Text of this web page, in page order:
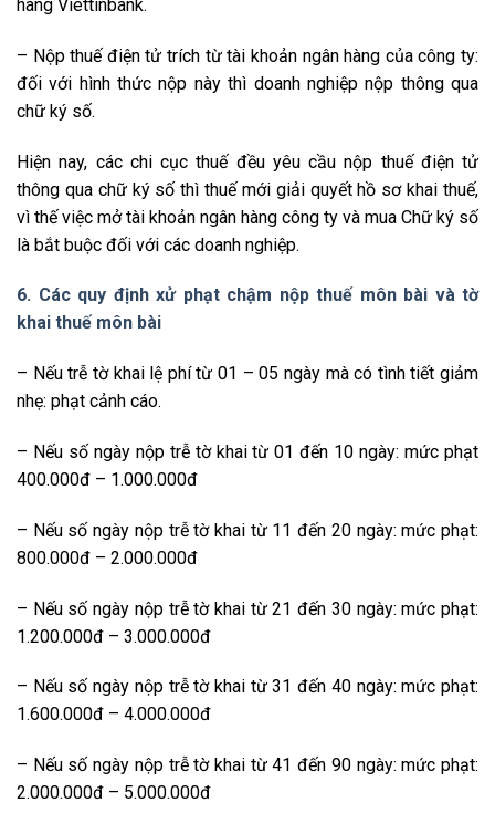
hàng Viettinbank.
– Nộp thuế điện tử trích từ tài khoản ngân hàng của công ty:
đối với hình thức nộp này thì doanh nghiệp nộp thông qua
chữ ký số.
Hiện nay, các chi cục thuế đều yêu cầu nộp thuế điện tử
thông qua chữ ký số thì thuế mới giải quyết hồ sơ khai thuế,
vì thế việc mở tài khoản ngân hàng công ty và mua Chữ ký số
là bắt buộc đối với các doanh nghiệp.
6. Các quy định xử phạt chậm nộp thuế môn bài và tờ
khai thuế môn bài
– Nếu trễ tờ khai lệ phí từ 01 – 05 ngày mà có tình tiết giảm
nhẹ: phạt cảnh cáo.
– Nếu số ngày nộp trễ tờ khai từ 01 đến 10 ngày: mức phạt
400.000đ – 1.000.000đ
– Nếu số ngày nộp trễ tờ khai từ 11 đến 20 ngày: mức phạt:
800.000đ – 2.000.000đ
– Nếu số ngày nộp trễ tờ khai từ 21 đến 30 ngày: mức phạt:
1.200.000đ – 3.000.000đ
– Nếu số ngày nộp trễ tờ khai từ 31 đến 40 ngày: mức phạt:
1.600.000đ – 4.000.000đ
– Nếu số ngày nộp trễ tờ khai từ 41 đến 90 ngày: mức phạt:
2.000.000đ – 5.000.000đ